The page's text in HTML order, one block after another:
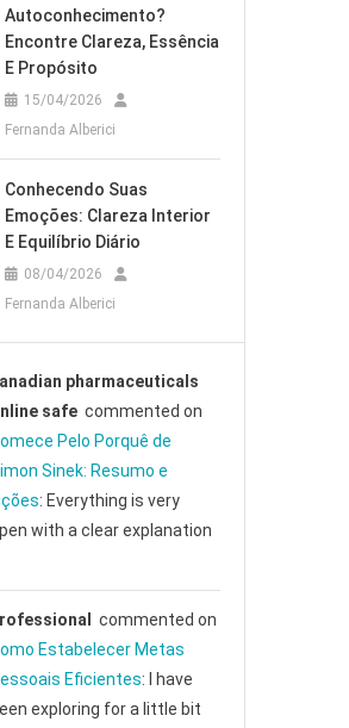
Autoconhecimento?
Encontre Clareza, Essência
E Propósito
15/04/2026
Fernanda Alberici
Conhecendo Suas
Emoções: Clareza Interior
E Equilíbrio Diário
08/04/2026
Fernanda Alberici
pharmaceuticals
safecommented on
Pelo Porquê de
Sinek: Resumo e
: Everything is very
with a clear explanation
commented on
Estabelecer Metas
Eficientes: I have
exploring for a little bit